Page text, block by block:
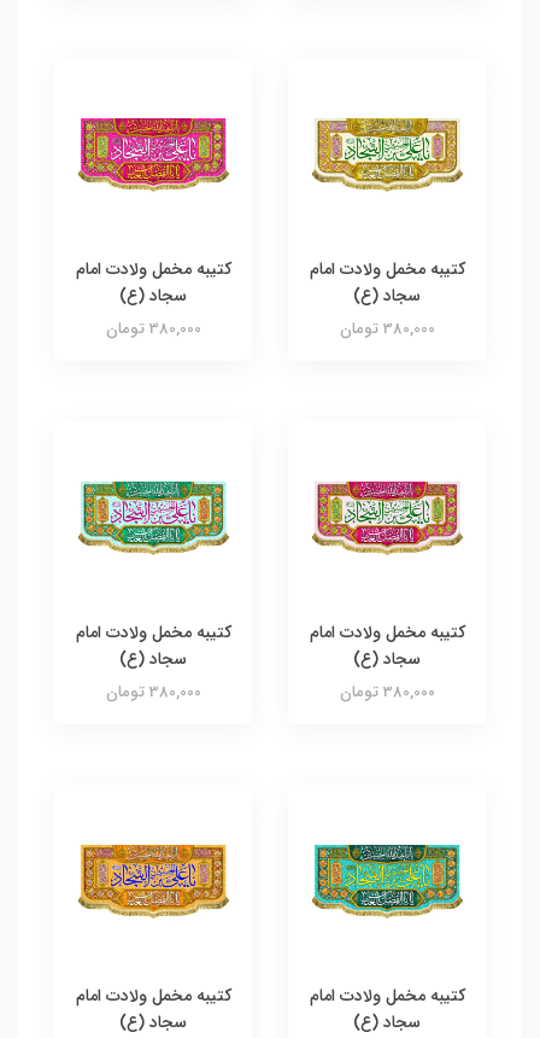
کتیبه مخمل ولادت امام
سجاد (ع)
380,000 تومان
کتیبه مخمل ولادت امام
سجاد (ع)
380,000 تومان
کتیبه مخمل ولادت امام
سجاد (ع)
380,000 تومان
کتیبه مخمل ولادت امام
سجاد (ع)
380,000 تومان
کتیبه مخمل ولادت امام
سجاد (ع)
کتیبه مخمل ولادت امام
سجاد (ع)